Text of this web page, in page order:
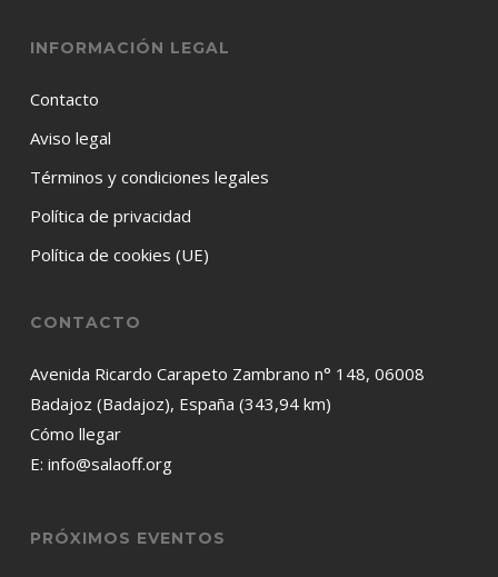
INFORMACIÓN LEGAL
Contacto
Aviso legal
Términos y condiciones legales
Política de privacidad
Política de cookies (UE)
CONTACTO
Avenida Ricardo Carapeto Zambrano n° 148, 06008
Badajoz (Badajoz), España (343,94 km)
Cómo llegar
E: info@salaoff.org
PRÓXIMOS EVENTOS